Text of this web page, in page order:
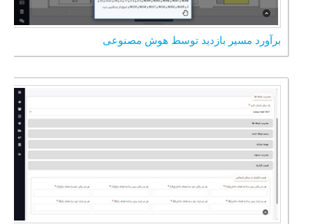
برآورد مسیر بازدید توسط هوش مصنوعی